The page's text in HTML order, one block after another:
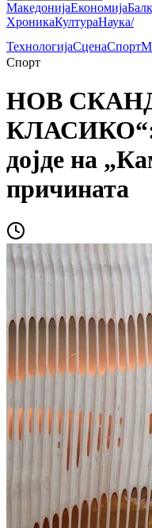
МакедонијаЕкономија
ХроникаКултураНаука/
ТехнологијаСценаСпорт
Спорт
НОВ
КЛАСИКО“:
дојде на
причината